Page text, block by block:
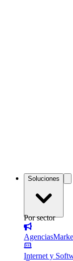
Soluciones
Por sector
Agencias
Internet y